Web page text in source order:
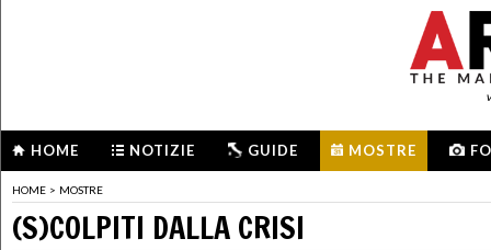
HOME NOTIZIE GUIDE MOSTRE
HOME > MOSTRE
(S)COLPITI DALLA CRISI